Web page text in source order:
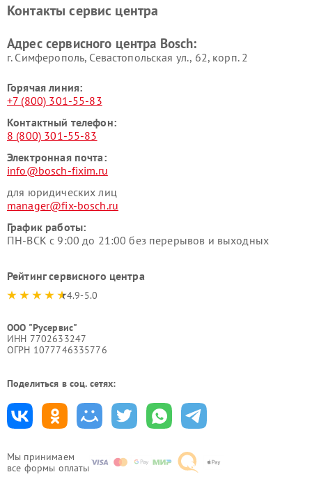
Мы принимаем
все формы оплаты
Ремонт сушильных автоматовРемонт морозильных камер
Контакты сервис центра
Адрес сервисного центра Bosch:
г. Симферополь, Севастопольская ул., 62, корп. 2
Горячая линия:
+7 (800) 301-55-83
Контактный телефон:
8 (800) 301-55-83
Электронная почта:
info@bosch-fixim.ru
для юридических лиц
manager@fix-bosch.ru
График работы:
ПН-ВСК с 9:00 до 21:00 без перерывов и выходных
Рейтинг сервисного центра
4.9-5.0
ООО "Русервис"
ИНН 7702633247
ОГРН 1077746335776
Поделиться в соц. сетях: